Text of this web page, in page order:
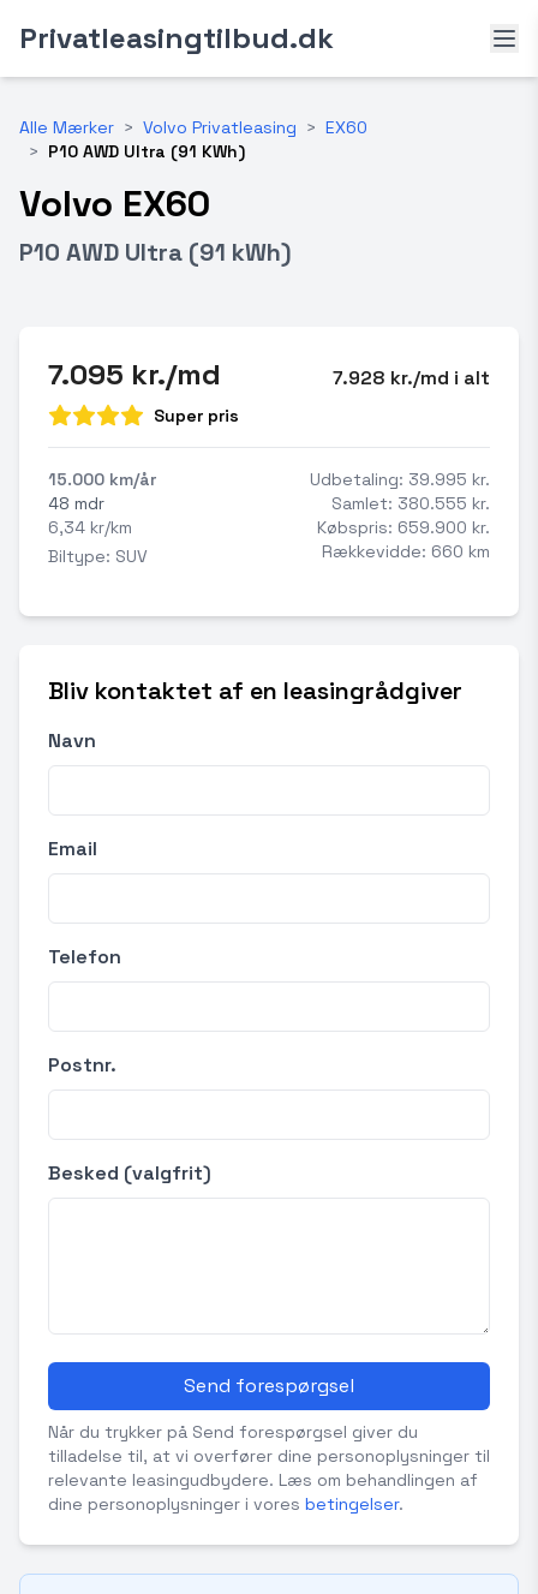
Privatleasingtilbud.dk
Alle Mærker > Volvo Privatleasing > EX60
> P10 AWD Ultra (91 KWh)
Volvo EX60
P10 AWD Ultra (91 kWh)
7.095 kr./md 7.928 kr./md i alt
Super pris
15.000 km/år
48 mdr
6,34 kr/km
Biltype: SUV
Udbetaling: 39.995 kr.
Samlet: 380.555 kr.
Købspris: 659.900 kr.
Rækkevidde: 660 km
Bliv kontaktet af en leasingrådgiver
Navn
Email
Telefon
Postnr.
Besked (valgfrit)
Send forespørgsel
Når du trykker på Send forespørgsel giver du
tilladelse til, at vi overfører dine personoplysninger til
relevante leasingudbydere. Læs om behandlingen af
dine personoplysninger i vores betingelser.